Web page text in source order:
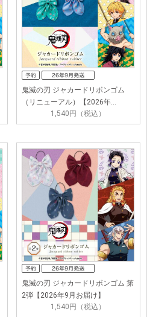
鬼滅の刃 ジャカードリボンゴム
（リニューアル）【2026年…
1,540円（税込）
鬼滅の刃 ジャカードリボンゴム 第
2弾【2026年9月お届け】
1,540円（税込）